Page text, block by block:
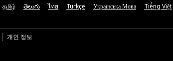
தமிழ் తెలుగు ไทย Türkçe Українська Мова Tiếng Việt
개인 정보